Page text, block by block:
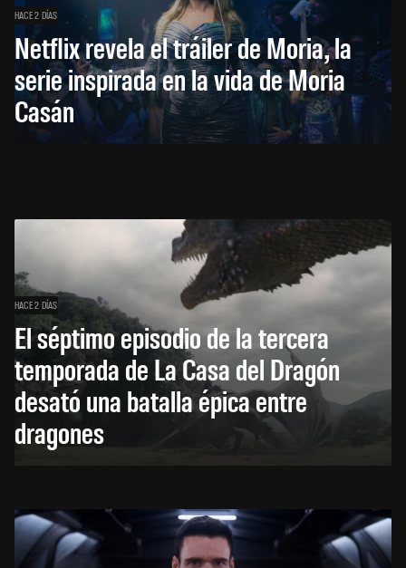
HACE 2 DÍAS
Netflix revela el tráiler de Moria, la
serie inspirada en la vida de Moria
Casán
HACE 2 DÍAS
El séptimo episodio de la tercera
temporada de La Casa del Dragón
desató una batalla épica entre
dragones